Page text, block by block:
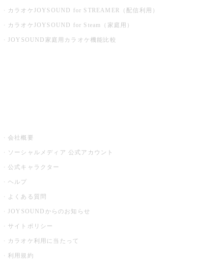
カラオケJOYSOUND for STREAMER（配信利用）
カラオケJOYSOUND for Steam（家庭用）
JOYSOUND家庭用カラオケ機能比較
会社概要
ソーシャルメディア 公式アカウント
公式キャラクター
ヘルプ
よくある質問
JOYSOUNDからのお知らせ
サイトポリシー
カラオケ利用に当たって
利用規約